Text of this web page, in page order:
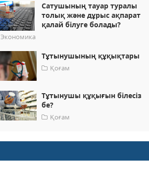
Сатушының тауар туралы
толық және дұрыс ақпарат
қалай білуге болады?
Экономика
Тұтынушының құқықтары
Қоғам
Тұтынушы құқығын білесіз
бе?
Қоғам